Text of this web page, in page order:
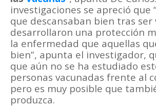
investigaciones se apreció que
que descansaban bien tras ser
desarrollaron una protección
la enfermedad que aquellas
bien”, apunta el investigador,
que aún no se ha estudiado
personas vacunadas frente al
pero es muy posible que
produzca.